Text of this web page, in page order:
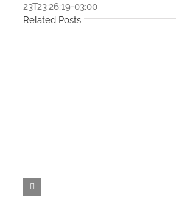
23T23:26:19-03:00
Related Posts